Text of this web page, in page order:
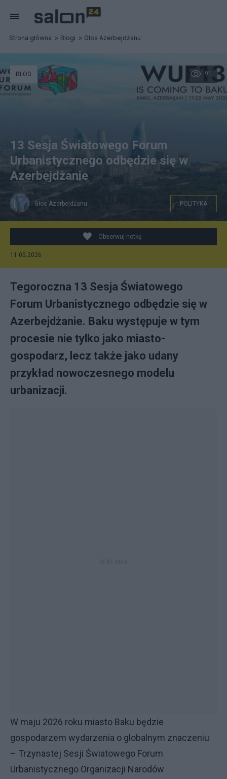
Strona główna Blogi Głos Azerbejdżanu
91
BLOG
13 Sesja Światowego Forum
Urbanistycznego odbędzie się w
Azerbejdżanie
Głos Azerbejdżanu POLITYKA
Obserwuj notkę
11.05.2026
Tegoroczna 13 Sesja Światowego
Forum Urbanistycznego odbędzie się w
Azerbejdżanie. Baku występuje w tym
procesie nie tylko jako miasto-
gospodarz, lecz także jako udany
przykład nowoczesnego modelu
urbanizacji.
W maju 2026 roku miasto Baku będzie
gospodarzem wydarzenia o globalnym znaczeniu
– Trzynastej Sesji Światowego Forum
Urbanistycznego Organizacji Narodów